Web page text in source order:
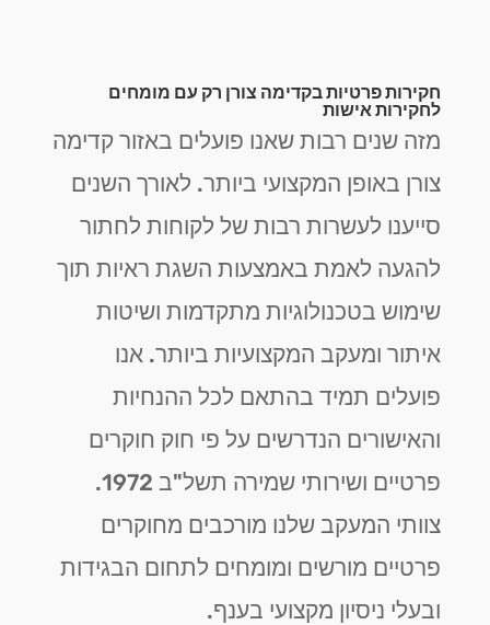
חקירות פרטיות בקדימה צורן רק עם מומחים
לחקירות אישות
מזה שנים רבות שאנו פועלים באזור קדימה
צורן באופן המקצועי ביותר. לאורך השנים
סייענו לעשרות רבות של לקוחות לחתור
להגעה לאמת באמצעות השגת ראיות תוך
שימוש בטכנולוגיות מתקדמות ושיטות
איתור ומעקב המקצועיות ביותר. אנו
פועלים תמיד בהתאם לכל ההנחיות
והאישורים הנדרשים על פי חוק חוקרים
פרטיים ושירותי שמירה תשל"ב 1972.
צוותי המעקב שלנו מורכבים מחוקרים
פרטיים מורשים ומומחים לתחום הבגידות
ובעלי ניסיון מקצועי בענף.